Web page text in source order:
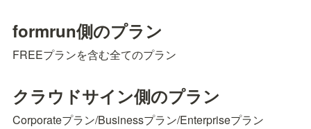
formrun側のプラン
FREEプランを含む全てのプラン
クラウドサイン側のプラン
Corporateプラン/Businessプラン/Enterpriseプラン